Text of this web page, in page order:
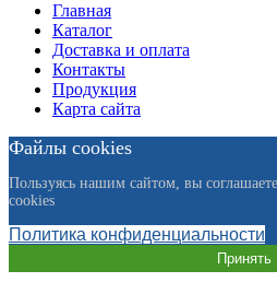
Главная
Каталог
Доставка и оплата
Контакты
Продукция
Карта сайта
Файлы cookies
Пользуясь нашим сайтом, вы
cookies
Политика конфиденциальности
Принять